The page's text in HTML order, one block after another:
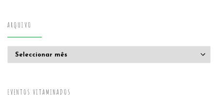
ARQUIVO
EVENTOS VITAMINADOS